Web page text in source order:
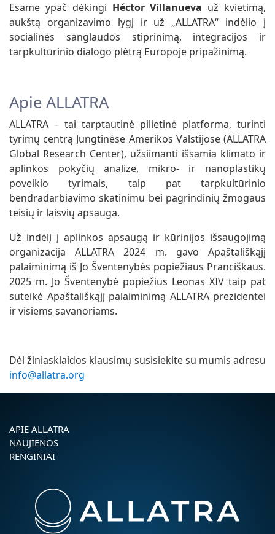
Esame ypač dėkingi Héctor Villanueva už kvietimą,
aukštą organizavimo lygį ir už „ALLATRA“ indėlio į
socialinės sanglaudos stiprinimą, integracijos ir
tarpkultūrinio dialogo plėtrą Europoje pripažinimą.
Apie ALLATRA
ALLATRA – tai tarptautinė pilietinė platforma, turinti
tyrimų centrą Jungtinėse Amerikos Valstijose (ALLATRA
Global Research Center), užsiimanti išsamia klimato ir
aplinkos pokyčių analize, mikro- ir nanoplastikų
poveikio tyrimais, taip pat tarpkultūrinio
bendradarbiavimo skatinimu bei pagrindinių žmogaus
teisių ir laisvių apsauga.
Už indėlį į aplinkos apsaugą ir kūrinijos išsaugojimą
organizacija ALLATRA 2024 m. gavo Apaštališkąjį
palaiminimą iš Jo Šventenybės popiežiaus Pranciškaus.
2025 m. Jo Šventenybė popiežius Leonas XIV taip pat
suteikė Apaštališkąjį palaiminimą ALLATRA prezidentei
ir visiems savanoriams.
Dėl žiniasklaidos klausimų susisiekite su mumis adresu
info@allatra.org
APIE ALLATRA
NAUJIENOS
RENGINIAI